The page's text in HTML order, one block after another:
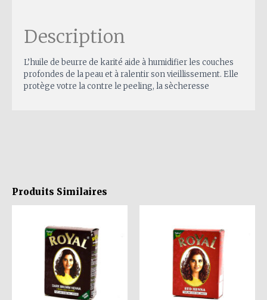
Produits Similaires
Description
L’huile de beurre de karité aide à humidifier les couches
profondes de la peau et à ralentir son vieillissement. Elle
protège votre la contre le peeling, la sècheresse